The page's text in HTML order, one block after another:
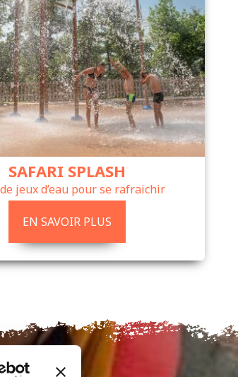
SAFARI SPLASH
de jeux d’eau pour se rafraichir
EN SAVOIR PLUS